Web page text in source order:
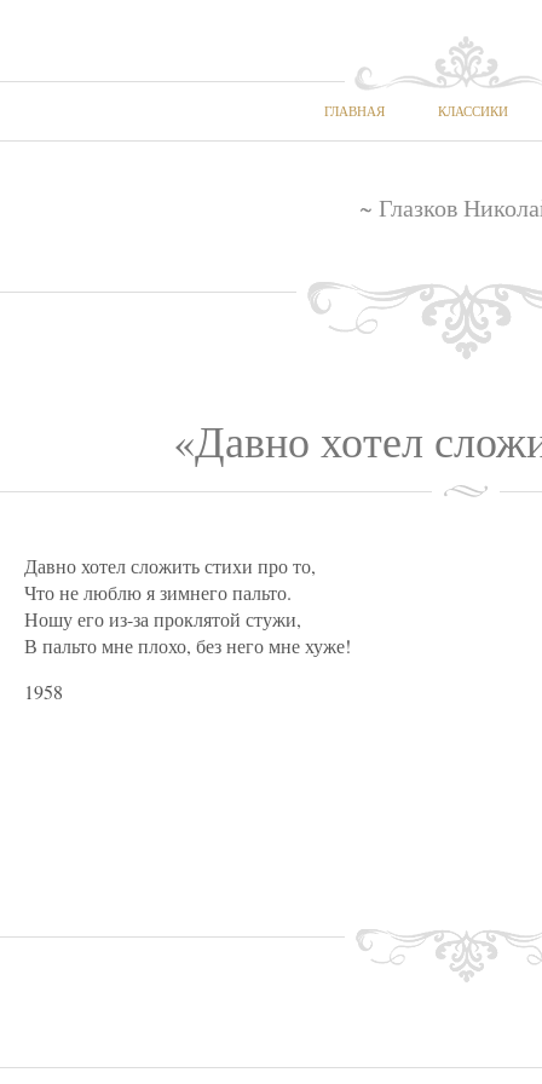
ГЛАВНАЯ КЛАССИКИ
~ Глазков
«Давно хотел
Давно хотел сложить стихи про то,
Что не люблю я зимнего пальто.
Ношу его из-за проклятой стужи,
В пальто мне плохо, без него мне хуже!
1958